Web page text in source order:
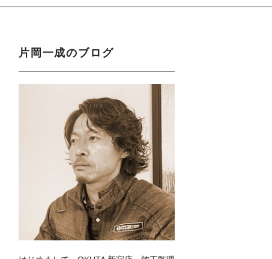
片岡一成のブログ